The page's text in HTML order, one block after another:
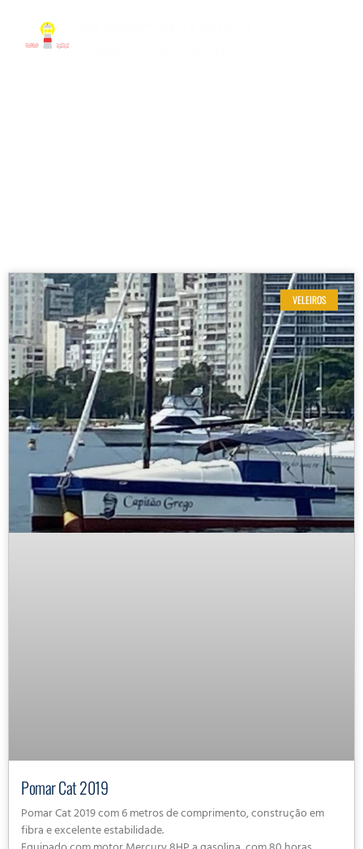
VELEIROS
Pomar Cat 2019
Pomar Cat 2019 com 6 metros de comprimento, construção em
fibra e excelente estabilidade.